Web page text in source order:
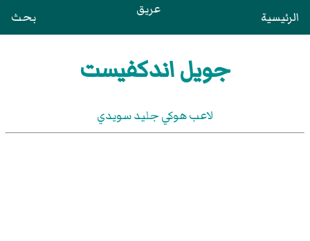
الرئيسية عريق بحث
جويل اندكفيست
لاعب هوكي جليد سويدي